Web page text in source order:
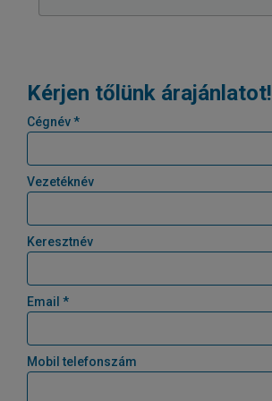
Kérjen tőlünk árajánlatot!
Cégnév *
Vezetéknév
Keresztnév
Email *
Mobil telefonszám